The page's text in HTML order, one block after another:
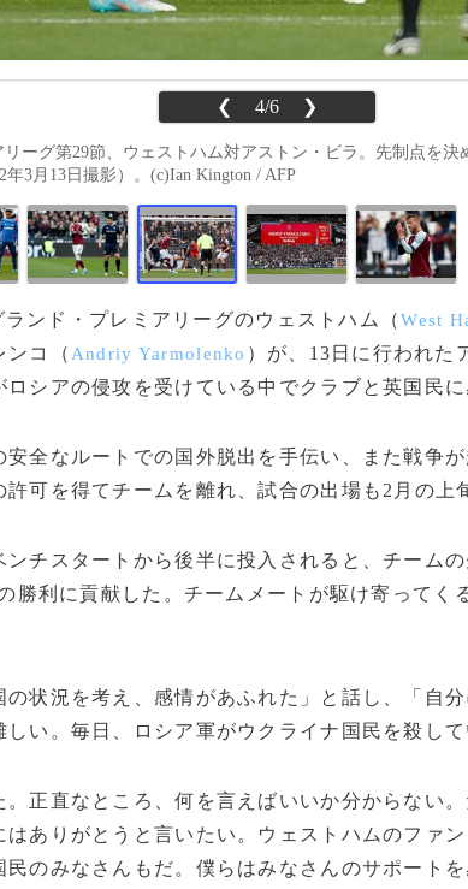
❮ 4/6 ❯
ーグ第29節、ウェストハム対アストン・ビラ。先制点を
3月13日撮影）。(c)Ian Kington / AFP
ランド・プレミアリーグのウェストハム（West
ンコ（ Andriy Yarmolenko ）が、13日に行われた
シアの侵攻を受けている中でクラブと英国民に
全なルートでの国外脱出を手伝い、また戦争
可を得てチームを離れ、試合の出場も2月の上
チスタートから後半に投入されると、チーム
勝利に貢献した。チームメートが駆け寄ってく
状況を考え、感情があふれた」と話し、「自
い。毎日、ロシア軍がウクライナ国民を殺して
。正直なところ、何を言えばいいか分からない
はありがとうと言いたい。ウェストハムのファ
のみなさんもだ。僕らはみなさんのサポートを